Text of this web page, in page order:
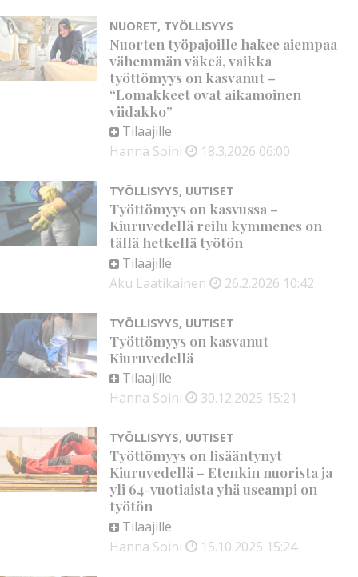
NUORET, TYÖLLISYYS
Nuorten työpajoille hakee aiempaa
vähemmän väkeä, vaikka
työttömyys on kasvanut –
“Lomakkeet ovat aikamoinen
viidakko”
Tilaajille
Hanna Soini
18.3.2026 06:00
TYÖLLISYYS, UUTISET
Työttömyys on kasvussa –
Kiuruvedellä reilu kymmenes on
tällä hetkellä työtön
Tilaajille
Aku Laatikainen
26.2.2026 10:42
TYÖLLISYYS, UUTISET
Työttömyys on kasvanut
Kiuruvedellä
Tilaajille
Hanna Soini
30.12.2025 15:21
TYÖLLISYYS, UUTISET
Työttömyys on lisääntynyt
Kiuruvedellä – Etenkin nuorista ja
yli 64-vuotiaista yhä useampi on
työtön
Tilaajille
Hanna Soini
15.10.2025 15:24